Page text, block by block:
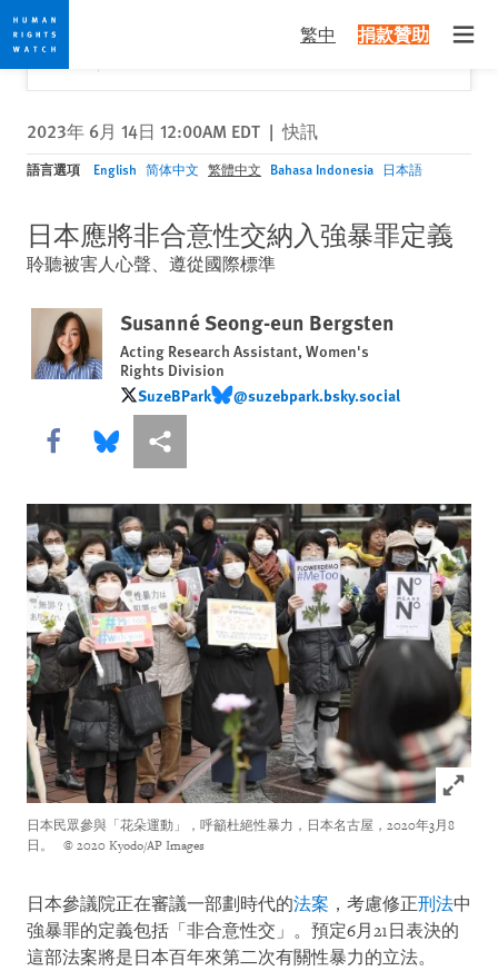
Skip
to
cookie
privacy
notice
Skip
to
main
content
繁中 捐款贊助
Would you like to read this page in English?
Yes
✕
2023年 6月 14日 12:00AM EDT | 快訊
語言選項 English 简体中文 繁體中文 Bahasa Indonesia 日本語
日本應將非合意性交納入強暴罪定義
聆聽被害人心聲、遵從國際標準
Susanné Seong-eun Bergsten
Acting Research Assistant, Women's
Rights Division
SuzeBPark
SuzeBPark@suzebpark.bsky.social
@suzebpark.bsky.social
Share this via Facebook
Share this via Bluesky
More sharing options
Click to
日本民眾參與「花朵運動」，呼籲杜絕性暴力，日本名古屋，2020年3月8
日。
© 2020 Kyodo/AP Images
日本參議院正在審議一部劃時代的法案 ，考慮修正刑法中
強暴罪的定義包括「非合意性交」。預定6月21日表決的
這部法案將是日本百年來第二次有關性暴力的立法。